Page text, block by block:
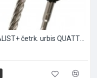
SPECIALIST+ četrk. urbis QUATTRO, 14/400 x 450 mm